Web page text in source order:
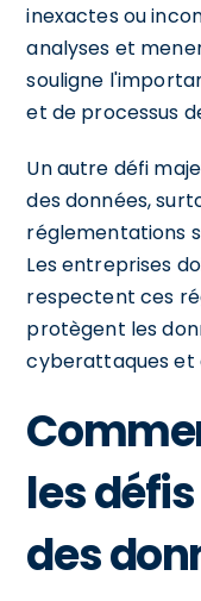
inexactes ou
analyses et
souligne
et de processus
Un autre défi
des données,
réglementations
Les entreprises
respectent ces
protègent les
cyberattaques et
les
des